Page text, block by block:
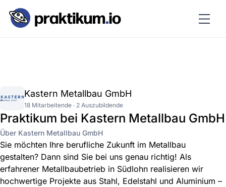
Kastern Metallbau GmbH
18 Mitarbeitende · 2 Auszubildende
Praktikum bei Kastern Metallbau GmbH
Über Kastern Metallbau GmbH
Sie möchten Ihre berufliche Zukunft im Metallbau
gestalten? Dann sind Sie bei uns genau richtig! Als
erfahrener Metallbaubetrieb in Südlohn realisieren wir
hochwertige Projekte aus Stahl, Edelstahl und Aluminium –